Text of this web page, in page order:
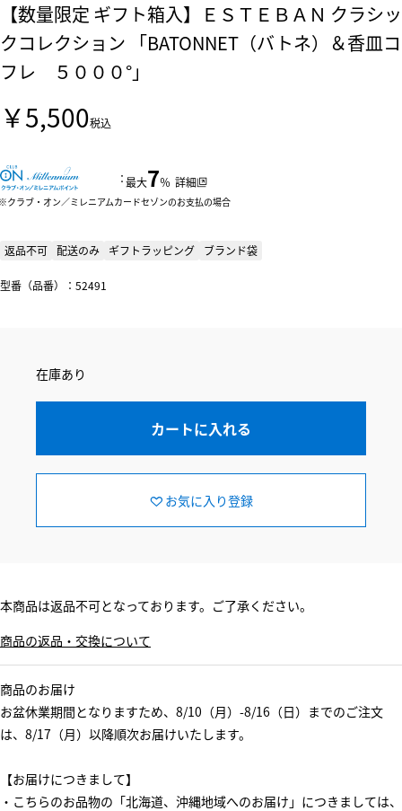
【数量限定 ギフト箱入】ＥＳＴＥＢＡＮ クラシッ
クコレクション 「BATONNET（バトネ）＆香皿コ
フレ ５０００°」
￥5,500税込
：最大7％ 詳細
クラブ・オン／ミレニアムカードセゾンのお支払の場合
返品不可 配送のみ ギフトラッピング ブランド袋
型番（品番）：52491
在庫あり
カートに入れる
お気に入り登録
本商品は返品不可となっております。ご了承ください。
商品の返品・交換について
商品のお届け
お盆休業期間となりますため、8/10（月）-8/16（日）までのご注文
は、8/17（月）以降順次お届けいたします。
【お届けにつきまして】
・こちらのお品物の「北海道、沖縄地域へのお届け」につきましては、